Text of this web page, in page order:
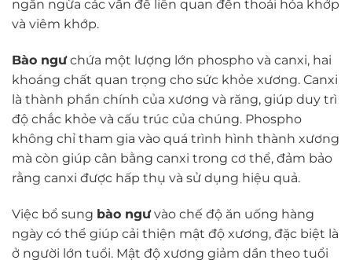
ngăn ngừa các vấn đề liên quan đến thoái hóa khớp
và viêm khớp.
Bào ngưchứa một lượng lớn phospho và canxi, hai
khoáng chất quan trọng cho sức khỏe xương. Canxi
là thành phần chính của xương và răng, giúp duy trì
độ chắc khỏe và cấu trúc của chúng. Phospho
không chỉ tham gia vào quá trình hình thành xương
mà còn giúp cân bằng canxi trong cơ thể, đảm bảo
rằng canxi được hấp thụ và sử dụng hiệu quả.
Việc bổ sung bào ngưvào chế độ ăn uống hàng
ngày có thể giúp cải thiện mật độ xương, đặc biệt là
ở người lớn tuổi. Mật độ xương giảm dần theo tuổi